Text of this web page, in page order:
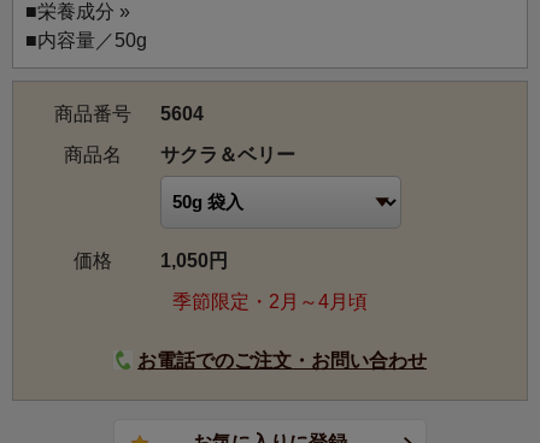
■栄養成分 »
■内容量／50g
商品番号
5604
商品名
サクラ＆ベリー
価格
1,050円
季節限定・2月～4月頃
お電話でのご注文・お問い合わせ